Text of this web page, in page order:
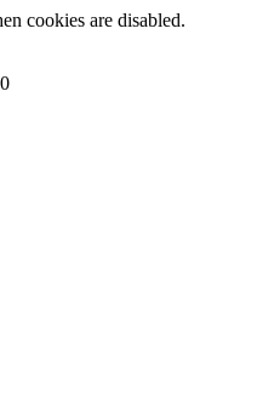
cookies are disabled.